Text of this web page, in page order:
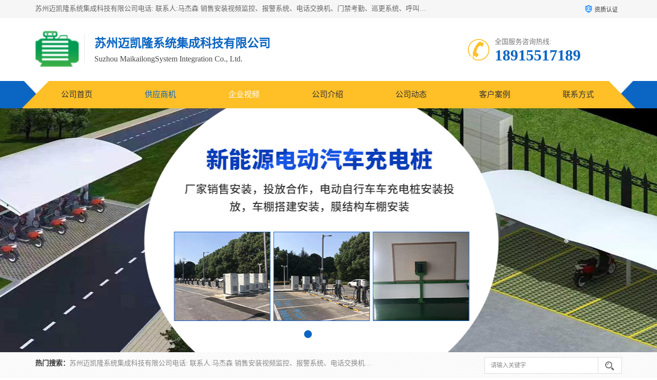
苏州迈凯隆系统集成科技有限公司电话: 联系人:马杰森 销售安装视频监控、报警系统、电话交换机、门禁考勤、巡更系统、呼叫对讲系统、停车场道闸、智能家居、广播系统、综合布线、办公设备、电子商务软件、网络工程、酒店门锁系列 系统集成、VOD视频点播、LED显示屏、节能产品、USP电源、收银机等弱电及智能化项目。 资质认证
苏州迈凯隆系统集成科技有限公司
Suzhou MaikailongSystem Integration Co., Ltd.
全国服务咨询热线:
18915517189
公司首页 供应商机 企业视频 公司介绍 公司动态 客户案例 联系方式
热门搜索： 苏州迈凯隆系统集成科技有限公司电话: 联系人:马杰森 销售安装视频监控、报警系统、电话交换机、门禁考勤、巡更系统、呼叫对讲系统、停车场道闸、智能家居、广播系统、综合布线、办公设备、电子商务软件、网络工程、酒店门锁系列 系统集成、VOD视频点播、LED显示屏、节能产品、USP电源、收银机等弱电及智能化项目。